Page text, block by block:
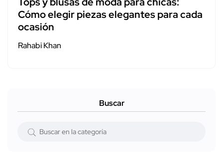
Cómo elegir piezas elegantes para cada
ocasión
Rahabi Khan
Buscar